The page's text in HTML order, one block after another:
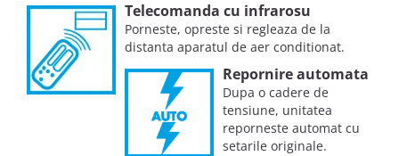
Telecomanda cu infrarosu
Porneste, opreste si regleaza de la
distanta aparatul de aer conditionat.
Repornire automata
Dupa o cadere de
tensiune, unitatea
reporneste automat cu
setarile originale.